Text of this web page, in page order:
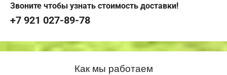
Звоните чтобы узнать стоимость доставки!
+7 921 027-89-78
Как мы работаем